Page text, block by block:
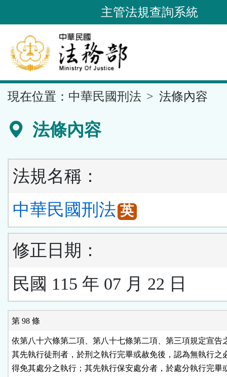
到
要
內
容
區
主管法規查詢系統
現在位置： 中華民國刑法 法條內容
法條內容
法規名稱：
中華民國刑法 英
修正日期：
民國 115 年 07 月 22 日
第 98 條
依第八十六條第二項、第八十七條第二項、第三項規定宣告
其先執行徒刑者，於刑之執行完畢或赦免後，認為無執行之
得免其處分之執行；其先執行保安處分者，於處分執行完畢